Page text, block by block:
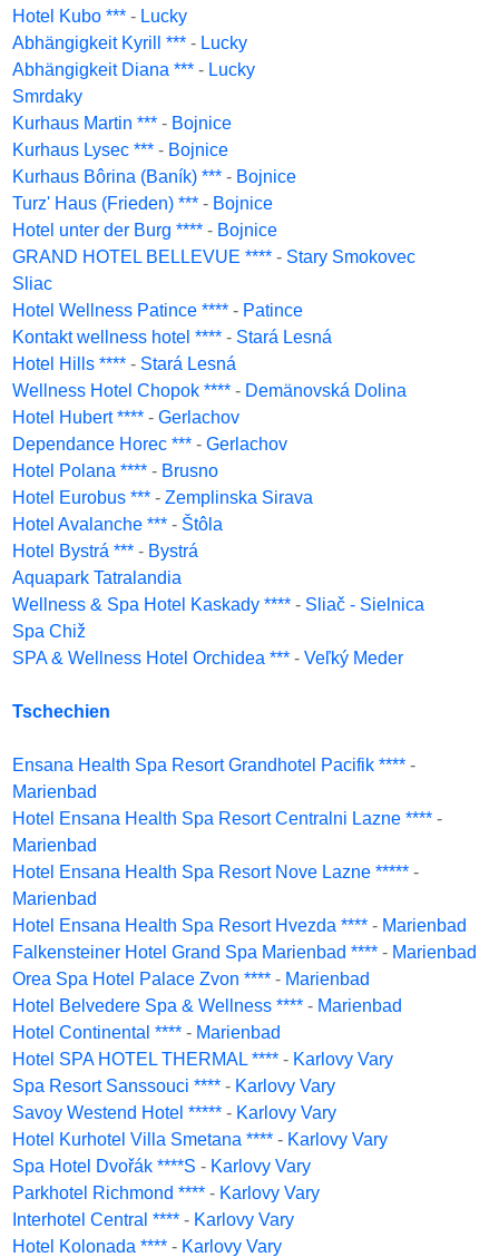
Hotel Kubo *** - Lucky
Abhängigkeit Kyrill *** - Lucky
Abhängigkeit Diana *** - Lucky
Smrdaky
Kurhaus Martin *** - Bojnice
Kurhaus Lysec *** - Bojnice
Kurhaus Bôrina (Baník) *** - Bojnice
Turz' Haus (Frieden) *** - Bojnice
Hotel unter der Burg **** - Bojnice
GRAND HOTEL BELLEVUE **** - Stary Smokovec
Sliac
Hotel Wellness Patince **** - Patince
Kontakt wellness hotel **** - Stará Lesná
Hotel Hills **** - Stará Lesná
Wellness Hotel Chopok **** - Demänovská Dolina
Hotel Hubert **** - Gerlachov
Dependance Horec *** - Gerlachov
Hotel Polana **** - Brusno
Hotel Eurobus *** - Zemplinska Sirava
Hotel Avalanche *** - Štôla
Hotel Bystrá *** - Bystrá
Aquapark Tatralandia
Wellness & Spa Hotel Kaskady **** - Sliač - Sielnica
Spa Chiž
SPA & Wellness Hotel Orchidea *** - Veľký Meder
Tschechien
Ensana Health Spa Resort Grandhotel Pacifik **** -
Marienbad
Hotel Ensana Health Spa Resort Centralni Lazne **** -
Marienbad
Hotel Ensana Health Spa Resort Nove Lazne ***** -
Marienbad
Hotel Ensana Health Spa Resort Hvezda **** - Marienbad
Falkensteiner Hotel Grand Spa Marienbad **** - Marienbad
Orea Spa Hotel Palace Zvon **** - Marienbad
Hotel Belvedere Spa & Wellness **** - Marienbad
Hotel Continental **** - Marienbad
Hotel SPA HOTEL THERMAL **** - Karlovy Vary
Spa Resort Sanssouci **** - Karlovy Vary
Savoy Westend Hotel ***** - Karlovy Vary
Hotel Kurhotel Villa Smetana **** - Karlovy Vary
Spa Hotel Dvořák ****S - Karlovy Vary
Parkhotel Richmond **** - Karlovy Vary
Interhotel Central **** - Karlovy Vary
Hotel Kolonada **** - Karlovy Vary